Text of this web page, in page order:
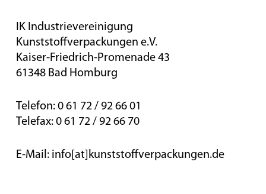
IK Industrievereinigung
Kunststoffverpackungen e.V.
Kaiser-Friedrich-Promenade 43
61348 Bad Homburg
Telefon: 0 61 72 / 92 66 01
Telefax: 0 61 72 / 92 66 70
E-Mail: info[at]kunststoffverpackungen.de